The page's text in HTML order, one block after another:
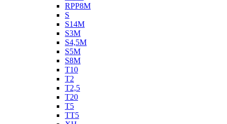
RPP8M
S
S14M
S3M
S4,5M
S5M
S8M
T10
T2
T2,5
T20
T5
TT5